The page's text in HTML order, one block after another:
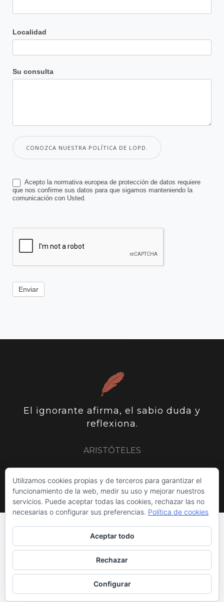
Localidad
Su consulta
CONOZCA NUESTRA POLÍTICA DE LOPD.
Acepto la normativa europea de protección de datos requiere
que nos confirme sus datos para que sigamos manteniendo la
comunicación con Usted.
Enviar
El ignorante afirma, el sabio duda y
reflexiona.
ARISTÓTELES
ARISTÓTELES PLUTARCO SIR FRANCIS BACON
POLÍTICA DE COOKIES AVISO LEGAL
TARIFAS DE PRECIOS
Utilizamos cookies propias y de terceros para garantizar el
funcionamiento de la web, medir su uso y mejorar nuestros
servicios. Puede aceptar todas las cookies, rechazar las no
necesarias o configurar sus preferencias. Política de cookies
Aceptar todo
Rechazar
Configurar